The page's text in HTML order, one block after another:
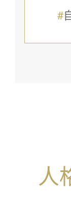
#
人